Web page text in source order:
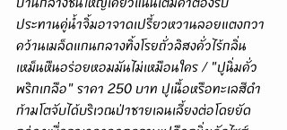
ประทานคู่น้ำจิ้มอาจาดเปรี้ยวหวานลอยแตงกวา
คว้านเมล็ดแกนกลางทิ้งโรยถั่วลิสงคั่วไร้กลิ่น
เหม็นหืนอร่อยหอมมันไม่เหมือนใคร / "ปูนิ่มคั่ว
พริกเกลือ" ราคา 250 บาท ปูเนื้อหรือทะเลสีดำ
ก้ามโตจับได้บริเวณป่าชายเลนเลี้ยงต่อโดยยัด